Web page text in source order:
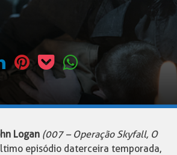
Logan (007 – Operação Skyfall, O
episódio da terceira temporada,